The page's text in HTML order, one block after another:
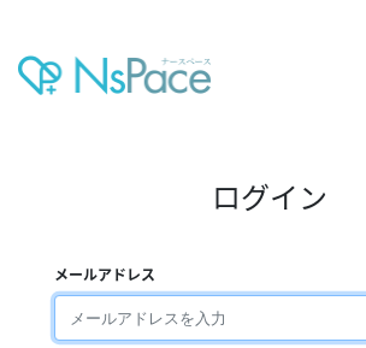
ログイン
メールアドレス